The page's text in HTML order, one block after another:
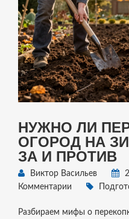
НУЖНО ЛИ
ОГОРОД НА
ЗА И ПРОТИВ
Виктор Васильев
Комментарии
Разбираем мифы о